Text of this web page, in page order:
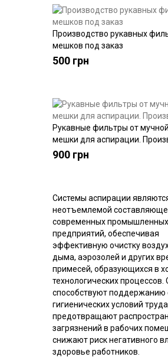
Производство рукавных
мешков под заказ
500 грн
Рукавные фильтры от
мешки для аспирации.
900 грн
Системы аспирации
неотъемлемой
современных промышленных
предприятий, обеспечивая
эффективную очистку
дыма, аэрозолей и других
примесей, образующихся в
технологических процессов.
способствуют поддержанию
гигиенических условий
предотвращают
загрязнений в рабочих
снижают риск негативного
здоровье работников.